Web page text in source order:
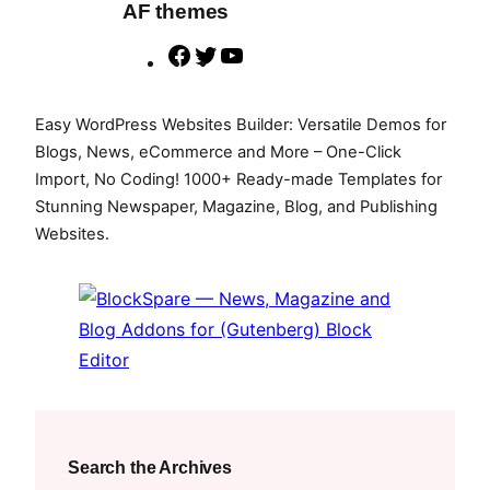
AF themes
F
c
e
b
o
T
i
t
t
e
u
T
u
b
Easy WordPress Websites Builder: Versatile Demos for
Blogs, News, eCommerce and More – One-Click
Import, No Coding! 1000+ Ready-made Templates for
Stunning Newspaper, Magazine, Blog, and Publishing
Websites.
Search the Archives